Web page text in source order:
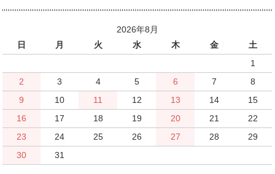
2026年8月
日
月 火 水 木 金
土
1
2
3 4 5 6 7
8
9
10 11 12 13 14
15
16
17 18 19 20 21
22
23
24 25 26 27 28
29
30
31